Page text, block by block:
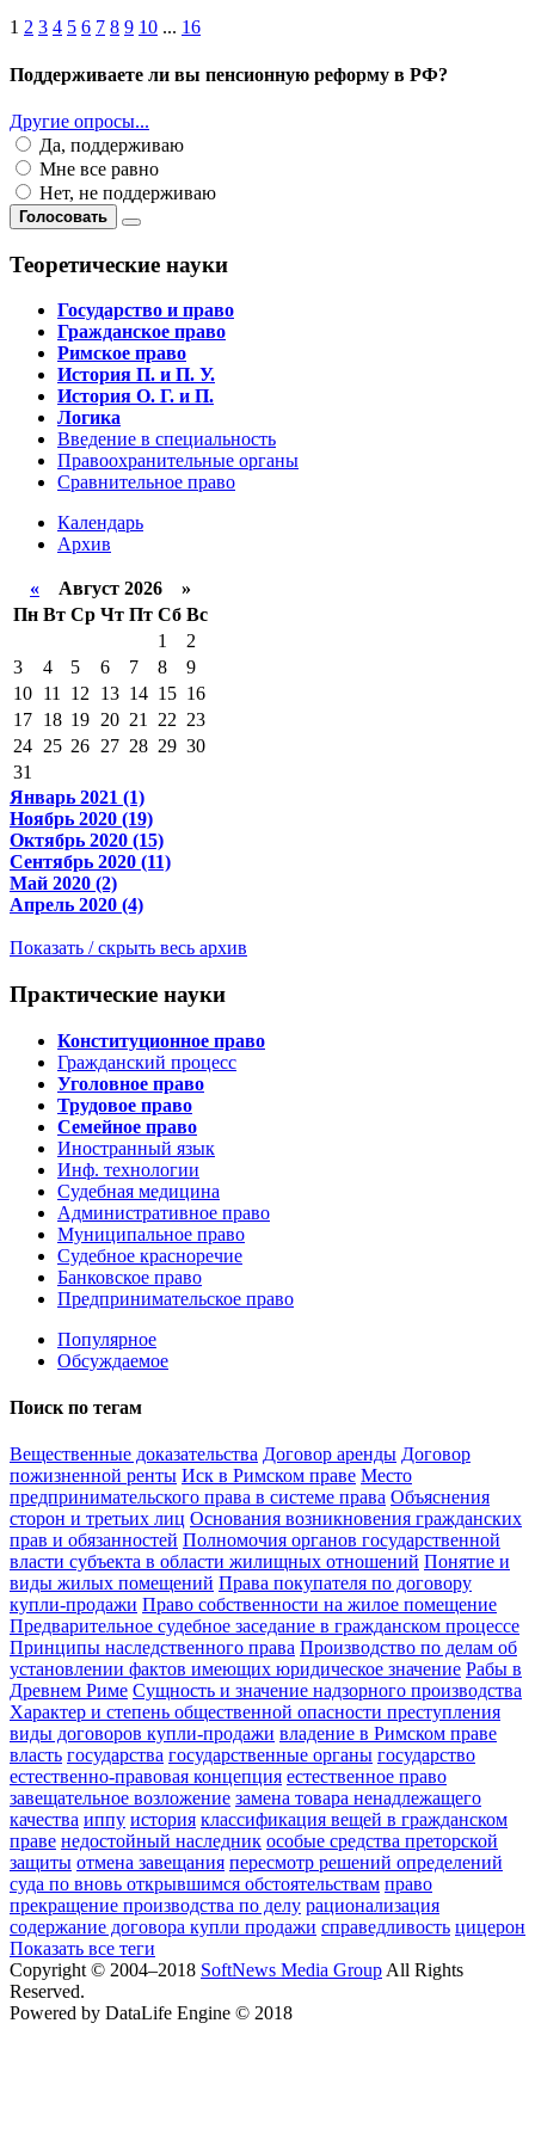
1 2 3 4 5 6 7 8 9 10 ... 16
Поддерживаете ли вы пенсионную реформу в РФ?
Другие опросы...
Да, поддерживаю
Мне все равно
Нет, не поддерживаю
Голосовать
Теоретические науки
Государство и право
Гражданское право
Римское право
История П. и П. У.
История О. Г. и П.
Логика
Введение в специальность
Правоохранительные органы
Сравнительное право
Календарь
Архив
« Август 2026 »
Пн Вт Ср Чт Пт Сб Вс
1
2
3
4 5 6 7 8
9
10 11 12 13 14 15 16
17 18 19 20 21 22 23
24 25 26 27 28 29 30
31
Январь 2021 (1)
Ноябрь 2020 (19)
Октябрь 2020 (15)
Сентябрь 2020 (11)
Май 2020 (2)
Апрель 2020 (4)
Показать / скрыть весь архив
Практические науки
Конституционное право
Гражданский процесс
Уголовное право
Трудовое право
Cемейное право
Иностранный язык
Инф. технологии
Судебная медицина
Административное право
Муниципальное право
Судебное красноречие
Банковское право
Предпринимательское право
Популярное
Обсуждаемое
Поиск по тегам
Вещественные доказательства Договор аренды Договор
пожизненной ренты Иск в Римском праве Место
предпринимательского права в системе права Объяснения
сторон и третьих лиц Основания возникновения гражданских
прав и обязанностей Полномочия органов государственной
власти субъекта в области жилищных отношений Понятие и
виды жилых помещений Права покупателя по договору
купли-продажи Право собственности на жилое помещение
Предварительное судебное заседание в гражданском процессе
Принципы наследственного права Производство по делам об
установлении фактов имеющих юридическое значение Рабы в
Древнем Риме Сущность и значение надзорного производства
Характер и степень общественной опасности преступления
виды договоров купли-продажи владение в Римском праве
власть государства государственные органы государство
естественно-правовая концепция естественное право
завещательное возложение замена товара ненадлежащего
качества иппу история классификация вещей в гражданском
праве недостойный наследник особые средства преторской
защиты отмена завещания пересмотр решений определений
суда по вновь открывшимся обстоятельствам право
прекращение производства по делу рационализация
содержание договора купли продажи справедливость цицерон
Показать все теги
Copyright © 2004–2018 SoftNews Media Group All Rights
Reserved.
Powered by DataLife Engine © 2018